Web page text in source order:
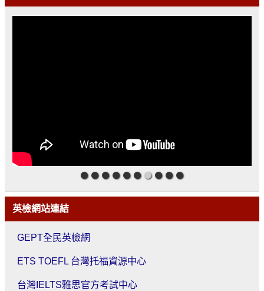
英檢網站連結
GEPT全民英檢網
ETS TOEFL 台灣托福資源中心
台灣IELTS雅思官方考試中心